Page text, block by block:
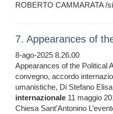
ROBERTO CAMMARATA /
7. Appearances of
8-ago-2025 8.26.00
Appearances of the Political
convegno, accordo
umanistiche, Di Stefano
internazionale 11 maggio
Chiesa Sant’Antonino